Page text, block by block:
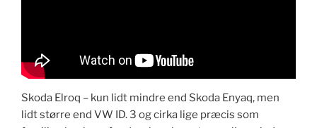
​Skoda Elroq – kun lidt mindre end Skoda Enyaq, men
lidt større end VW ID. 3 og cirka lige præcis som